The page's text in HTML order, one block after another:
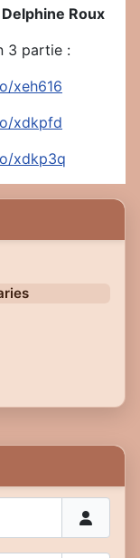
Roux
3 partie :
xeh616
xdkpfd
xdkp3q